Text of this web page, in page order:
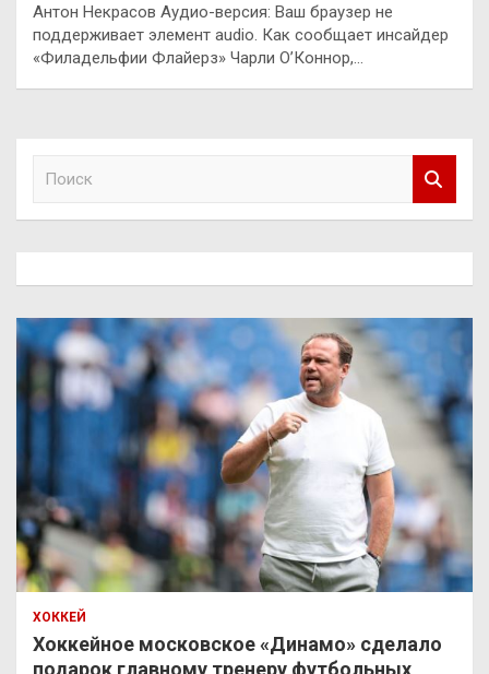
Антон Некрасов Аудио-версия: Ваш браузер не
поддерживает элемент audio. Как сообщает инсайдер
«Филадельфии Флайерз» Чарли О’Коннор,…
ХОККЕЙ
Хоккейное московское «Динамо» сделало
подарок главному тренеру футбольных